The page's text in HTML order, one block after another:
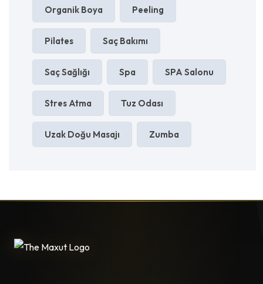
Organik Boya Peeling
Pilates Saç Bakımı
Saç Sağlığı Spa SPA Salonu
Stres Atma Tuz Odası
Uzak Doğu Masajı Zumba